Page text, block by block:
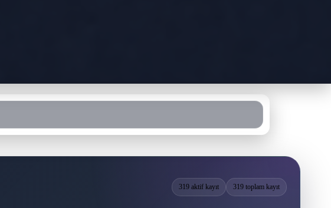
319 aktif kayıt 319 toplam kayıt